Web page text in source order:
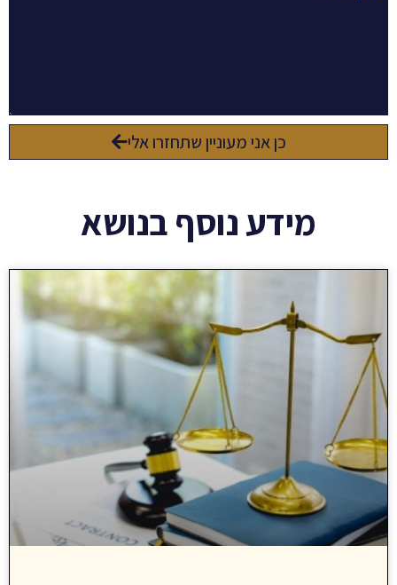
כן אני מעוניין שתחזרו אלי
מידע נוסף בנושא